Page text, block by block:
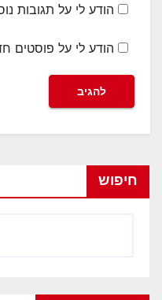
הודע לי על תגובות
הודע לי על פוסטים
חיפוש